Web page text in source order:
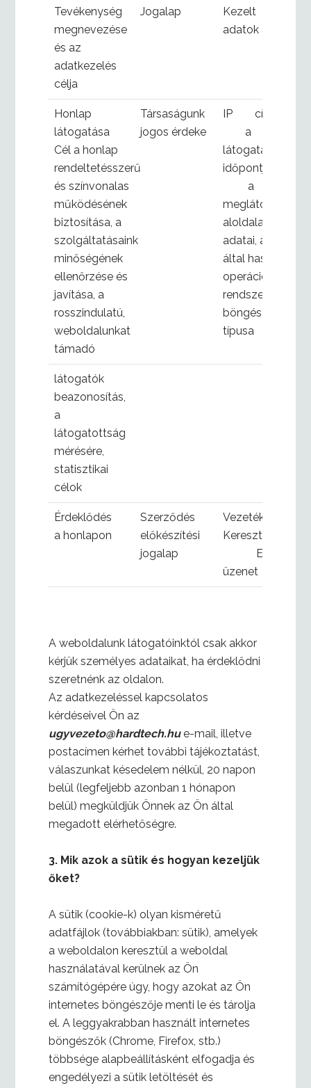
Tevékenység
megnevezése
és az
adatkezelés
célja
Jogalap
Kezelt
adatok
Honlap
látogatása
Cél a honlap
rendeltetésszerű
és színvonalas
működésének
biztosítása, a
szolgáltatásaink
minőségének
ellenőrzése és
javítása, a
rosszindulatú,
weboldalunkat
támadó
Társaságunk
jogos érdeke
IP cím
a
látogatás
időpontja
a
meglátogatott
aloldalak
adatai, az Ön
által használt
operációs
rendszer és
böngésző
típusa
látogatók
beazonosítás,
a
látogatottság
mérésére,
statisztikai
célok
Érdeklődés
a honlapon
Szerződés
előkészítési
jogalap
Vezetéknév,
Keresztnév,
Email,
üzenet
A weboldalunk látogatóinktól csak akkor
kérjük személyes adataikat, ha érdeklődni
szeretnénk az oldalon.
Az adatkezeléssel kapcsolatos
kérdéseivel Ön az
ugyvezeto@hardtech.hue-mail, illetve
postacímen kérhet további tájékoztatást,
válaszunkat késedelem nélkül, 20 napon
belül (legfeljebb azonban 1 hónapon
belül) megküldjük Önnek az Ön által
megadott elérhetőségre.
3. Mik azok a sütik és hogyan kezeljük
őket?
A sütik (cookie-k) olyan kisméretű
adatfájlok (továbbiakban: sütik), amelyek
a weboldalon keresztül a weboldal
használatával kerülnek az Ön
számítógépére úgy, hogy azokat az Ön
internetes böngészője menti le és tárolja
el. A leggyakrabban használt internetes
böngészők (Chrome, Firefox, stb.)
többsége alapbeállításként elfogadja és
engedélyezi a sütik letöltését és